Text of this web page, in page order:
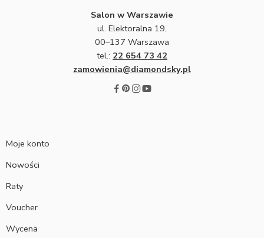
Salon w Warszawie
ul. Elektoralna 19,
00–137 Warszawa
tel.: 22 654 73 42
zamowienia@diamondsky.pl
Moje konto
Nowości
Raty
Voucher
Wycena